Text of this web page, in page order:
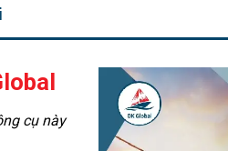
cụ này